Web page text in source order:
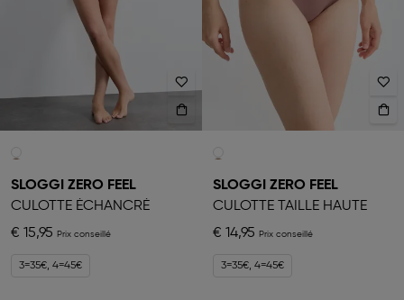
SLOGGI ZERO FEEL
CULOTTE ÉCHANCRÉ
€ 15,95
3=35€, 4=45€
SLOGGI ZERO FEEL
CULOTTE TAILLE HAUTE
€ 14,95
3=35€, 4=45€